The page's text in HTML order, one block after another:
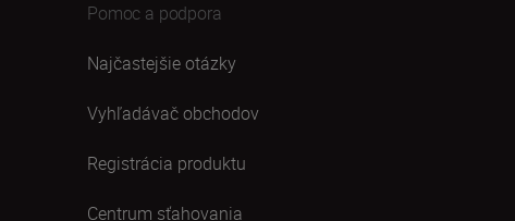
Pomoc a podpora
Najčastejšie otázky
Vyhľadávač obchodov
Registrácia produktu
Centrum sťahovania